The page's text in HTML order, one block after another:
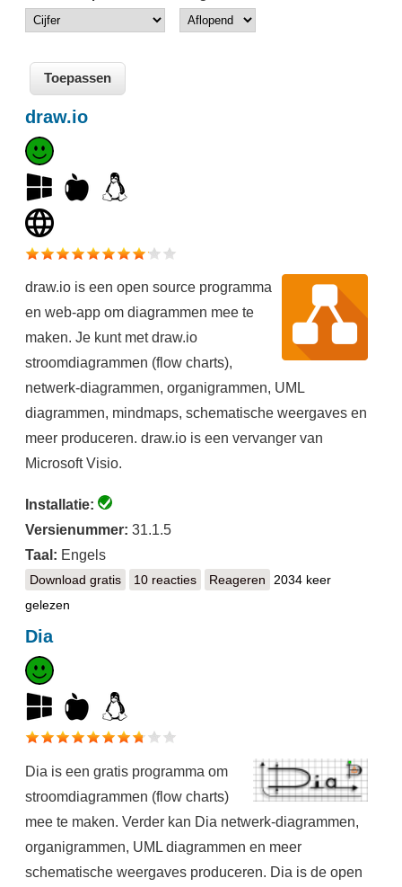
draw.io
draw.io is een open source programma
en web-app om diagrammen mee te
maken. Je kunt met draw.io
stroomdiagrammen (flow charts),
netwerk-diagrammen, organigrammen, UML
diagrammen, mindmaps, schematische weergaves en
meer produceren. draw.io is een vervanger van
Microsoft Visio.
Installatie:
Versienummer: 31.1.5
Taal: Engels
Download gratisdraw.io
10 reacties Reageren
2034 keer
gelezen
Dia
Dia is een gratis programma om
stroomdiagrammen (flow charts)
mee te maken. Verder kan Dia netwerk-diagrammen,
organigrammen, UML diagrammen en meer
schematische weergaves produceren. Dia is de open